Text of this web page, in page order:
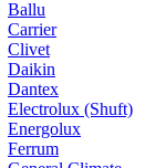
Ballu
Carrier
Clivet
Daikin
Dantex
Electrolux (Shuft)
Energolux
Ferrum